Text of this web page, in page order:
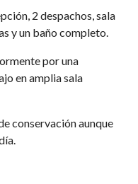
2 despachos, sala
y un baño completo.
por una
en amplia sala
conservación aunque